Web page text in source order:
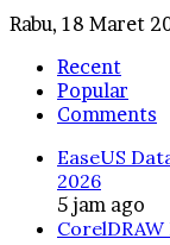
Rabu, 18 Maret
Recent
Popular
Comments
EaseUS
2026
5 jam ago